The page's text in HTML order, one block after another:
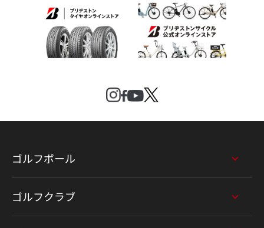
ゴルフボール
ゴルフクラブ